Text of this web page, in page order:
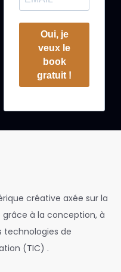
Oui, je
veux le
book
gratuit !
créative axée sur la
à la conception, à
technologies de
(TIC) .